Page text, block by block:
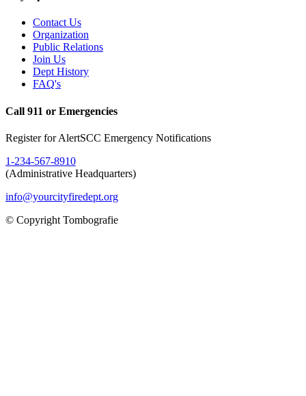
Contact Us
Organization
Public Relations
Join Us
Dept History
FAQ's
Call 911 or Emergencies
Register for AlertSCC Emergency Notifications
1-234-567-8910
(Administrative Headquarters)
info@yourcityfiredept.org
© Copyright Tombografie